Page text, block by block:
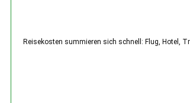
Reisekosten summieren sich schnell: Flug, Hotel,